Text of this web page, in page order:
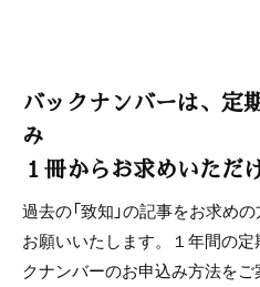
バックナンバーは、定
み
１冊からお求めいただ
過去の「致知」の記事をお求め
お願いいたします。１年間の
クナンバーのお申込み方法を